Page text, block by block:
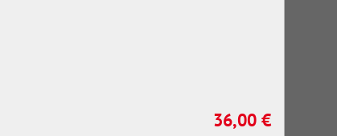
Regulärer Preis:
36,00 €